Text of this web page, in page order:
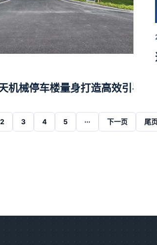
机械停车楼量身打造高效引导解
2 3 4 5 ··· 下一页 尾